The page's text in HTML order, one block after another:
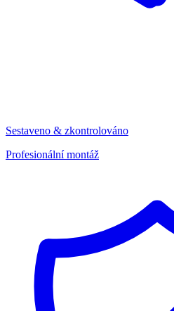
Sestaveno & zkontrolováno
Profesionální montáž